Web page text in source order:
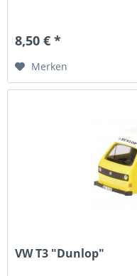
8,50 € *
Merken
VW T3 "Dunlop"